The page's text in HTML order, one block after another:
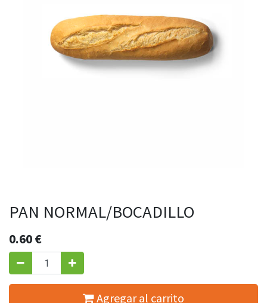
PAN NORMAL/BOCADILLO
0.60€
Agregar al carrito